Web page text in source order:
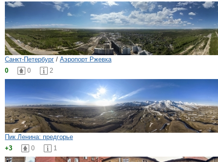
Санкт-Петербург / Аэропорт Ржевка
0
0 2
Пик Ленина: предгорье
+3
0 1